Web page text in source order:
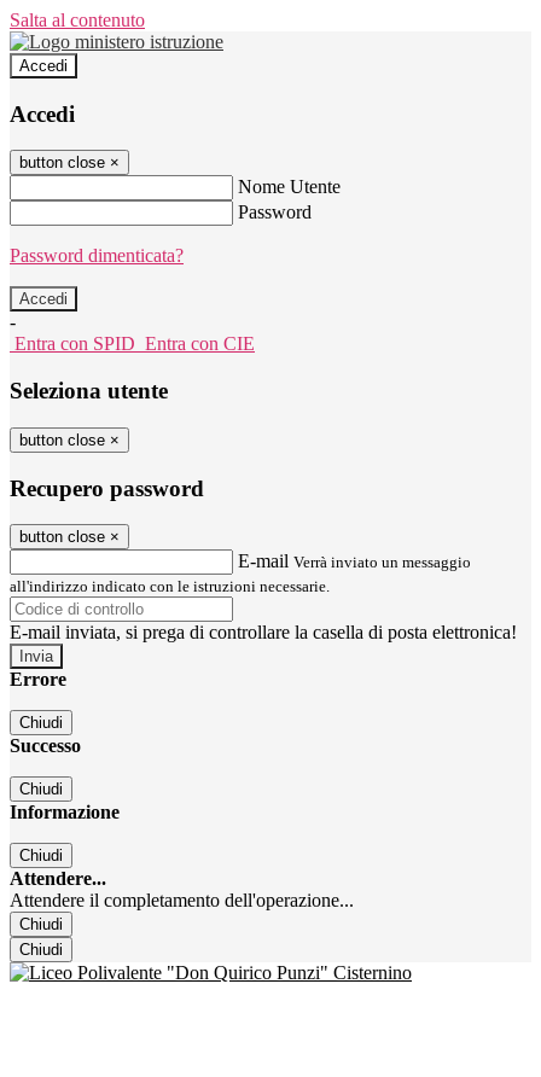
Salta al contenuto
Accedi
Accedi
button close ×
Nome Utente
Password
Password dimenticata?
-
Entra con SPID Entra con CIE
Seleziona utente
button close ×
Recupero password
button close ×
E-mail Verrà inviato un messaggio
all'indirizzo indicato con le istruzioni necessarie.
E-mail inviata, si prega di controllare la casella di posta elettronica!
Errore
Chiudi
Successo
Chiudi
Informazione
Chiudi
Attendere...
Attendere il completamento dell'operazione...
Chiudi
Chiudi